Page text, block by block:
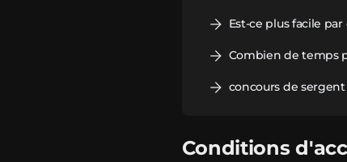
Est-ce plus facile
Combien de temps
concours de sergent
Conditions